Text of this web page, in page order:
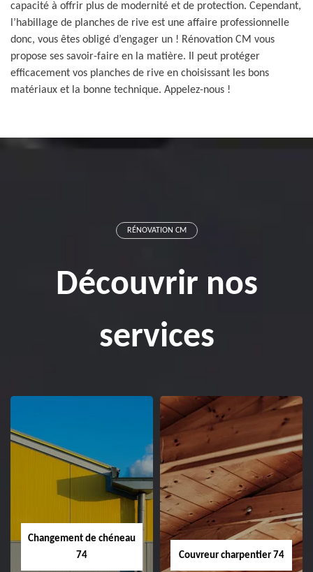
capacité à offrir plus de modernité et de protection. Cependant,
l’habillage de planches de rive est une affaire professionnelle
donc, vous êtes obligé d’engager un ! Rénovation CM vous
propose ses savoir-faire en la matière. Il peut protéger
efficacement vos planches de rive en choisissant les bons
matériaux et la bonne technique. Appelez-nous !
RÉNOVATION CM
Découvrir nos
services
Changement de chéneau
74
Couvreur charpentier 74